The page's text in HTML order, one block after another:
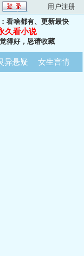
用户注册
看啥都有、更新最快
久看小说
得好，恳请收藏
异悬疑 女生言情